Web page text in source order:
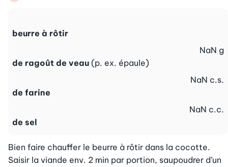
beurre à rôtir
de ragoût de veau (p. ex. épaule)
NaN g
de farine
NaN c.s.
de sel
NaN c.c.
Bien faire chauffer le beurre à rôtir dans la cocotte.
Saisir la viande env. 2 min par portion, saupoudrer d’un